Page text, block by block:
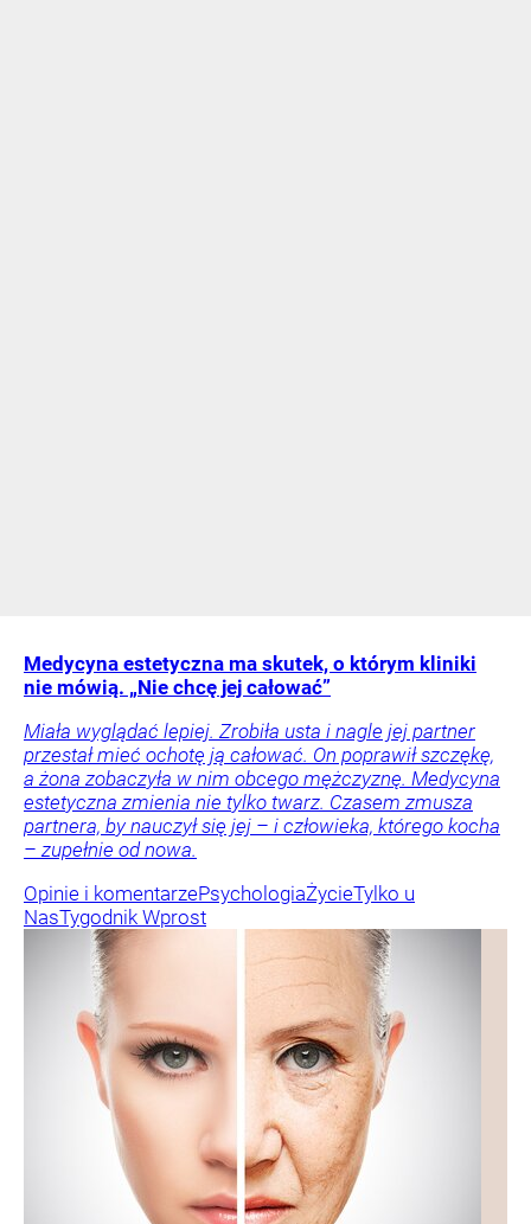
Medycyna estetyczna ma skutek, o którym kliniki
nie mówią. „Nie chcę jej całować”
Miała wyglądać lepiej. Zrobiła usta i nagle jej partner
przestał mieć ochotę ją całować. On poprawił szczękę,
a żona zobaczyła w nim obcego mężczyznę. Medycyna
estetyczna zmienia nie tylko twarz. Czasem zmusza
partnera, by nauczył się jej – i człowieka, którego kocha
– zupełnie od nowa.
Opinie i komentarzePsychologiaŻycieTylko u
NasTygodnik Wprost